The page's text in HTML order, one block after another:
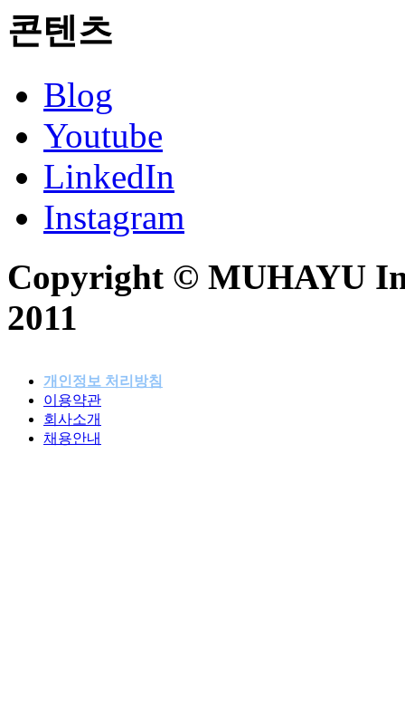
콘텐츠
Blog
Youtube
LinkedIn
Instagram
Copyright © MUHAYU
2011
개인정보 처리방침
이용약관
회사소개
채용안내